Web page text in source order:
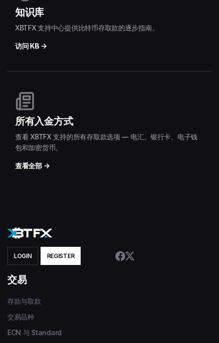
知识库
XBTFX 支持中心提供比特币存取款的逐步指南。
访问 KB →
所有入金方式
查看 XBTFX 支持的所有存取款选项 — 电汇、银行卡、电子钱
包和加密货币。
查看全部 →
LOGIN REGISTER
交易
存款与取款
交易品种
ECN 与 Standard